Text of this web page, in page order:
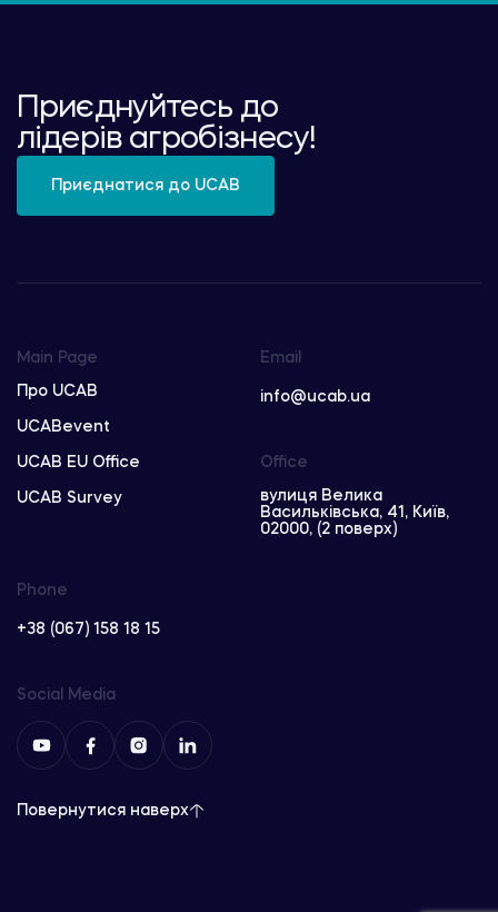
Приєднуйтесь до
лідерів агробізнесу!
Приєднатися до UCAB
Main Page
Про UCAB
UCABevent
UCAB EU Office
UCAB Survey
Email
info@ucab.ua
Phone
+38 (067) 158 18 15
Office
вулиця Велика
Васильківська, 41, Київ,
02000, (2 поверх)
Social Media
Повернутися наверх